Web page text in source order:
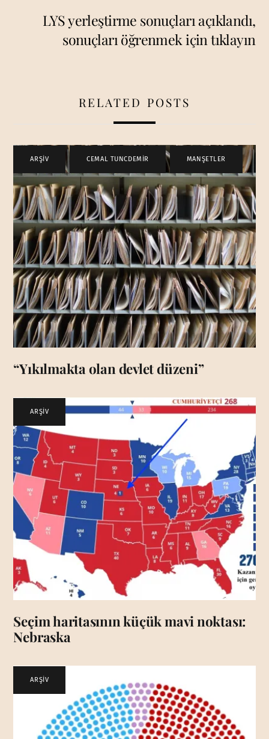
LYS yerleştirme sonuçları açıklandı,
sonuçları öğrenmek için tıklayın
RELATED POSTS
ARŞİV CEMAL TUNCDEMİR , MANŞETLER
“Yıkılmakta olan devlet düzeni”
ARŞİV
Seçim haritasının küçük mavi noktası:
Nebraska
ARŞİV